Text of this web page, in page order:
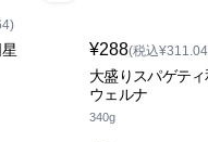
¥288(税込
大盛りスパゲテ
ウェルナ
340g